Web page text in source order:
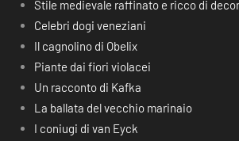
Stile medievale raffinato e ricco di
Celebri dogi veneziani
Il cagnolino di Obelix
Piante dai fiori violacei
Un racconto di Kafka
La ballata del vecchio marinaio
I coniugi di van Eyck